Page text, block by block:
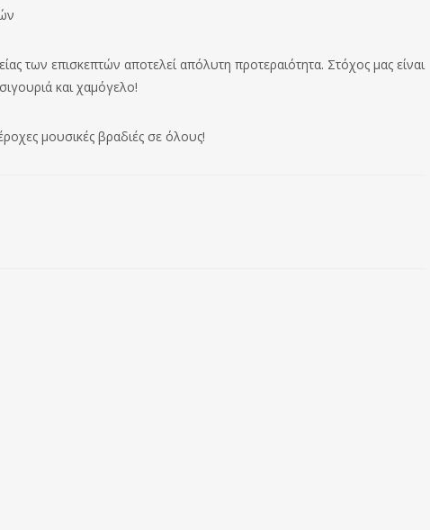
των επισκεπτών αποτελεί απόλυτη προτεραιότητα. Στόχος μας είναι
και χαμόγελο!
μουσικές βραδιές σε όλους!